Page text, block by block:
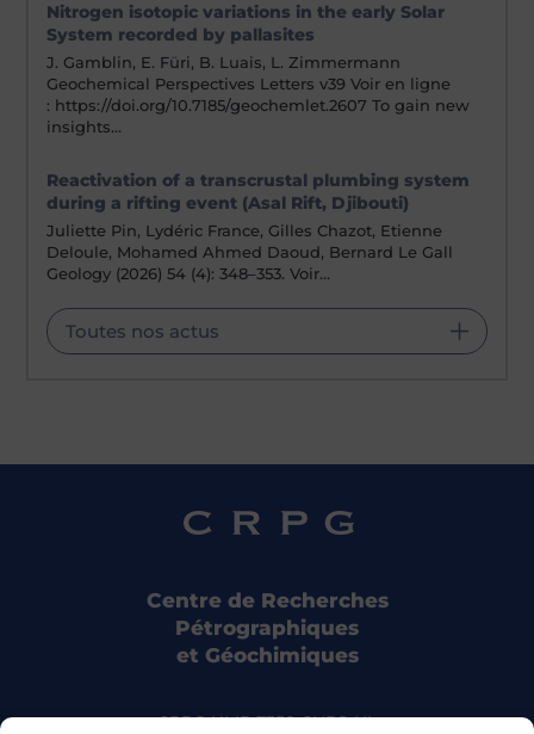
Nitrogen isotopic variations in the early Solar
System recorded by pallasites
J. Gamblin, E. Füri, B. Luais, L. Zimmermann
Geochemical Perspectives Letters v39 Voir en ligne
: https://doi.org/10.7185/geochemlet.2607 To gain new
insights…
Reactivation of a transcrustal plumbing system
during a rifting event (Asal Rift, Djibouti)
Juliette Pin, Lydéric France, Gilles Chazot, Etienne
Deloule, Mohamed Ahmed Daoud, Bernard Le Gall
Geology (2026) 54 (4): 348–353. Voir…
Toutes nos actus
Centre de Recherches
Pétrographiques
et Géochimiques
CRPG UMR 7358 CNRS-UL